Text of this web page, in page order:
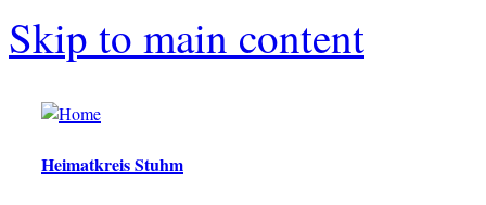
Skip to main content
Heimatkreis Stuhm